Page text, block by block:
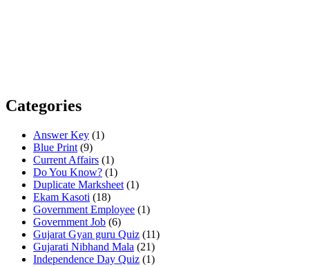
Categories
Answer Key (1)
Blue Print (9)
Current Affairs (1)
Do You Know? (1)
Duplicate Marksheet (1)
Ekam Kasoti (18)
Government Employee (1)
Government Job (6)
Gujarat Gyan guru Quiz (11)
Gujarati Nibhand Mala (21)
Independence Day Quiz (1)